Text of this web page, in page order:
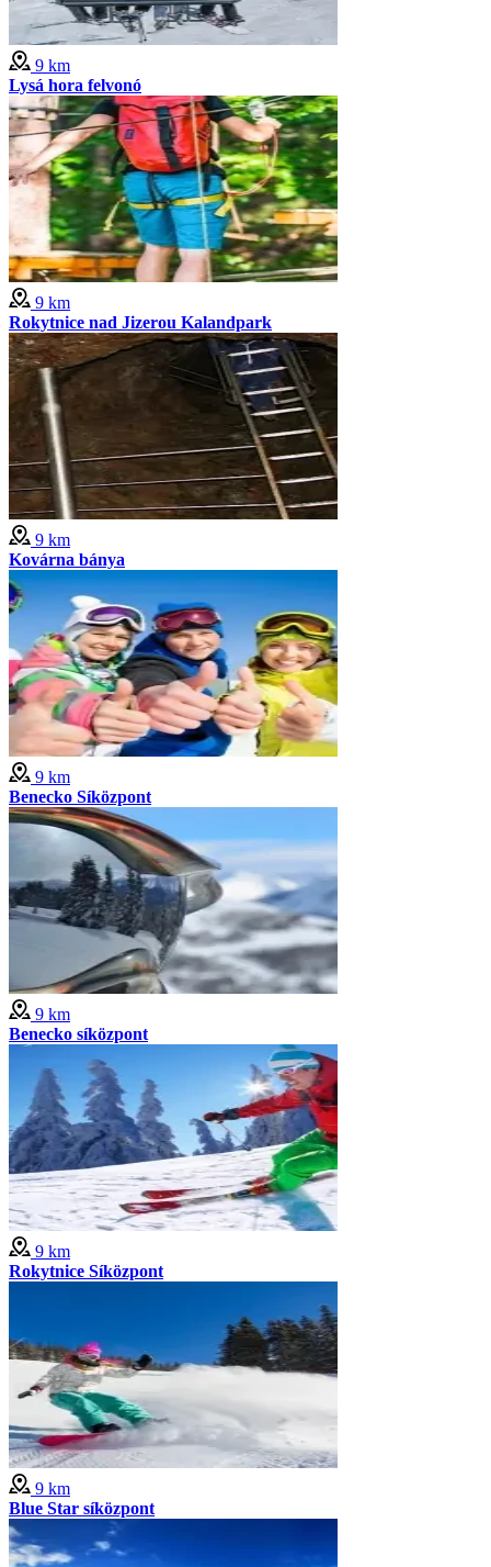
9 km
Lysá hora felvonó
9 km
Rokytnice nad Jizerou Kalandpark
9 km
Kovárna bánya
9 km
Benecko Síközpont
9 km
Benecko síközpont
9 km
Rokytnice Síközpont
9 km
Blue Star síközpont